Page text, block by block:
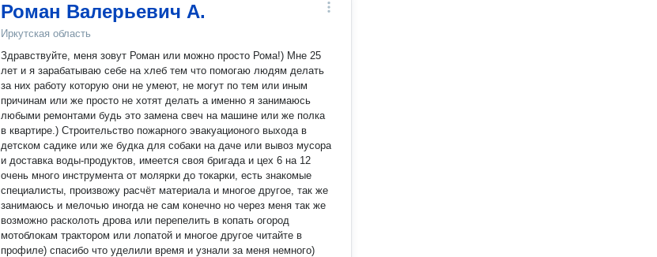
Роман Валерьевич А.
Иркутская область
Здравствуйте, меня зовут Роман или можно просто Рома!) Мне 25
лет и я зарабатываю себе на хлеб тем что помогаю людям делать
за них работу которую они не умеют, не могут по тем или иным
причинам или же просто не хотят делать а именно я занимаюсь
любыми ремонтами будь это замена свеч на машине или же полка
в квартире.) Строительство пожарного эвакуационого выхода в
детском садике или же будка для собаки на даче или вывоз мусора
и доставка воды-продуктов, имеется своя бригада и цех 6 на 12
очень много инструмента от молярки до токарки, есть знакомые
специалисты, произвожу расчёт материала и многое другое, так же
занимаюсь и мелочью иногда не сам конечно но через меня так же
возможно расколоть дрова или перепелить в копать огород
мотоблокам трактором или лопатой и многое другое читайте в
профиле) спасибо что уделили время и узнали за меня немного)